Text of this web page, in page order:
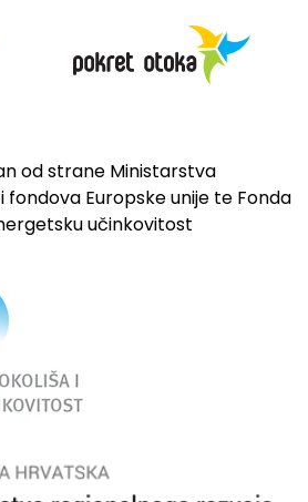
od strane Ministarstva
fondova Europske unije te Fonda
učinkovitost